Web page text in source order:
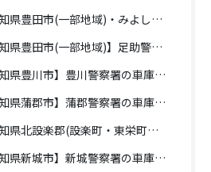
豊田市(一部地域)・みよし市】豊田警察署の車庫証明
県豊田市(一部地域)】足助警察署の車庫証明
県豊川市】豊川警察署の車庫証明
県蒲郡市】蒲郡警察署の車庫証明
北設楽郡(設楽町・東栄町・豊根村)】設楽警察署の車庫証明
県新城市】新城警察署の車庫証明